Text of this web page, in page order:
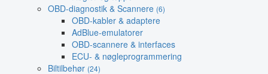
OBD-diagnostik & Scannere (6)
OBD-kabler & adaptere
AdBlue-emulatorer
OBD-scannere & interfaces
ECU- & nøgleprogrammering
Biltilbehør (24)